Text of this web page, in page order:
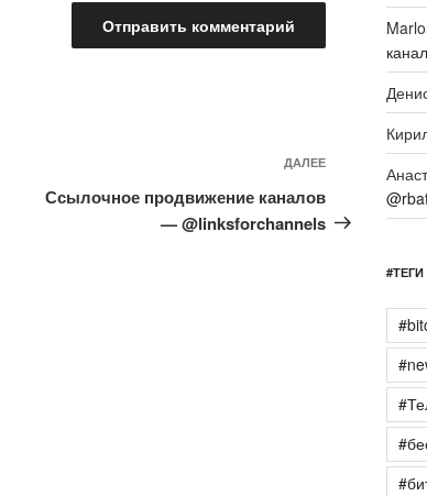
Следующая
запись
ДАЛЕЕ
Ссылочное продвижение каналов
— @linksforchannels
#ТЕГИ